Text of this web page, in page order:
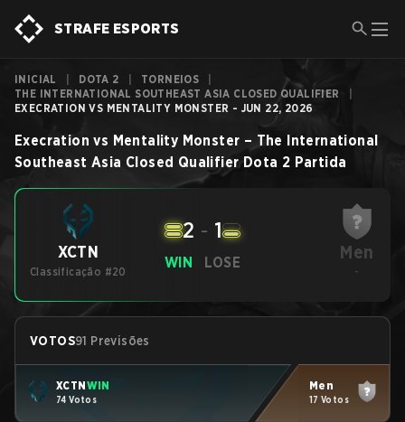
STRAFE ESPORTS
INICIAL DOTA 2 TORNEIOS
THE INTERNATIONAL SOUTHEAST ASIA CLOSED QUALIFIER
EXECRATION VS MENTALITY MONSTER - JUN 22, 2026
Execration vs Mentality Monster – The International
Southeast Asia Closed Qualifier Dota 2 Partida
XCTN
Classificação #20
WIN
2 - 1
LOSE Men
-
VOTOS91 Previsões
XCTNWIN
74 Votos
Men
17 Votos